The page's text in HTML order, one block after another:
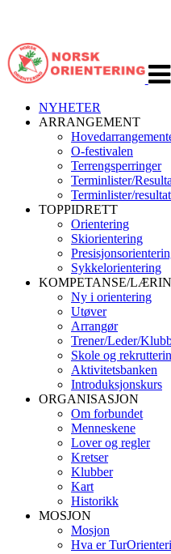
NYHETER
ARRANGEMENT
O-festivalen
Terrengsperringer
Terminlister/
Terminlister/
TOPPIDRETT
Orientering
Skiorientering
Sykkelorientering
KOMPETANSE/
Ny i orientering
Utøver
Arrangør
Trener/Leder/
Skole og
Aktivitetsbanken
Introduksjonskurs
ORGANISASJON
Om forbundet
Menneskene
Lover og regler
Kretser
Klubber
Kart
Historikk
MOSJON
Mosjon
Hva er